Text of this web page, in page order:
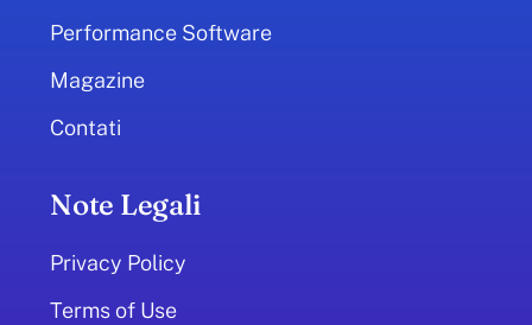
Performance Software
Magazine
Contati
Note Legali
Privacy Policy
Terms of Use